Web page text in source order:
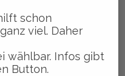
schon
viel. Daher
wählbar. Infos gibt
Button.